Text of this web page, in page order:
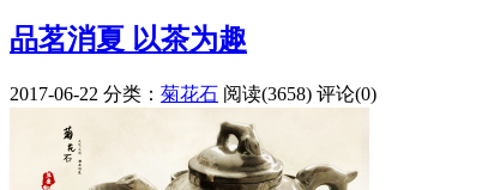
品茗消夏 以茶为趣
2017-06-22 分类： 菊花石 阅读(3658) 评论(0)